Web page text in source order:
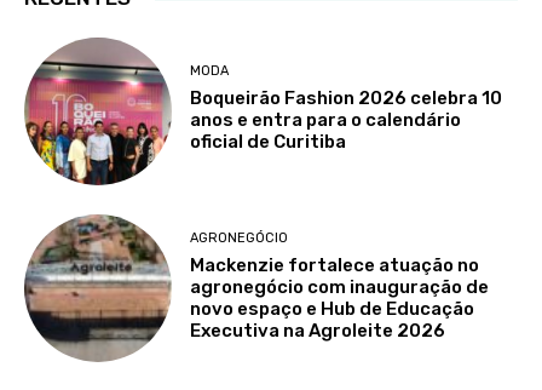
MODA
Boqueirão Fashion 2026 celebra 10
anos e entra para o calendário
oficial de Curitiba
AGRONEGÓCIO
Mackenzie fortalece atuação no
agronegócio com inauguração de
novo espaço e Hub de Educação
Executiva na Agroleite 2026